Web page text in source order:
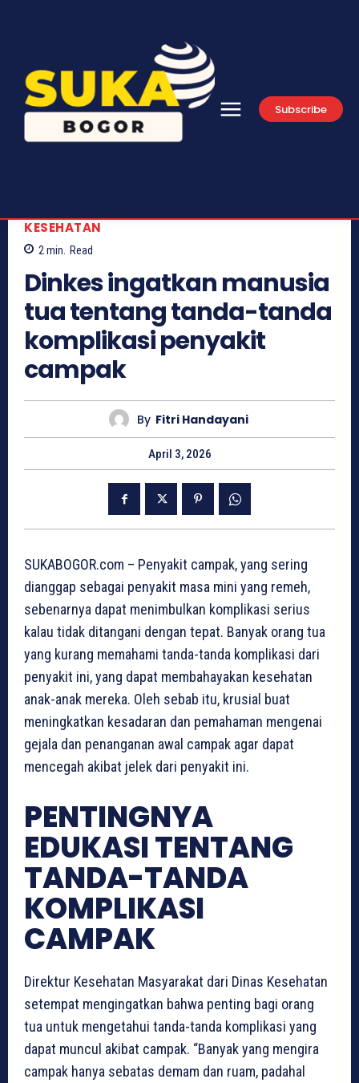
Subscribe
KESEHATAN
2 min. Read
Dinkes ingatkan manusia
tua tentang tanda-tanda
komplikasi penyakit
campak
By Fitri Handayani
April 3, 2026
SUKABOGOR.com – Penyakit campak, yang sering
dianggap sebagai penyakit masa mini yang remeh,
sebenarnya dapat menimbulkan komplikasi serius
kalau tidak ditangani dengan tepat. Banyak orang tua
yang kurang memahami tanda-tanda komplikasi dari
penyakit ini, yang dapat membahayakan kesehatan
anak-anak mereka. Oleh sebab itu, krusial buat
meningkatkan kesadaran dan pemahaman mengenai
gejala dan penanganan awal campak agar dapat
mencegah akibat jelek dari penyakit ini.
PENTINGNYA
EDUKASI TENTANG
TANDA-TANDA
KOMPLIKASI
CAMPAK
Direktur Kesehatan Masyarakat dari Dinas Kesehatan
setempat mengingatkan bahwa penting bagi orang
tua untuk mengetahui tanda-tanda komplikasi yang
dapat muncul akibat campak. “Banyak yang mengira
campak hanya sebatas demam dan ruam, padahal